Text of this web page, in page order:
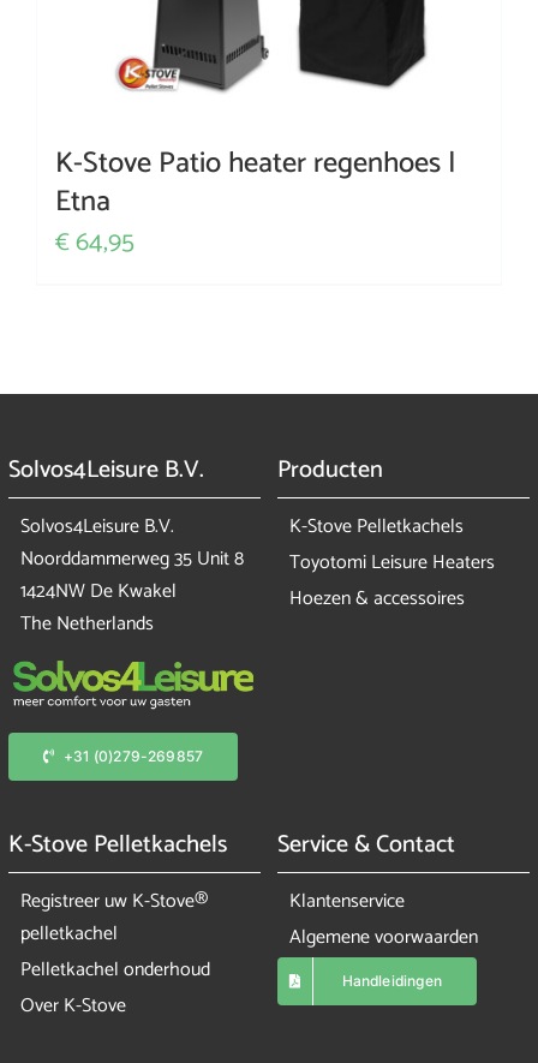
K-Stove Patio heater regenhoes |
Etna
€64,95
Solvos4Leisure B.V.
Solvos4Leisure B.V.
Noorddammerweg 35 Unit 8
1424NW De Kwakel
The Netherlands
+31 (0)279-269857
Producten
K-Stove Pelletkachels
Toyotomi Leisure Heaters
Hoezen & accessoires
K-Stove Pelletkachels
Registreer uw K-Stove®
pelletkachel
Pelletkachel onderhoud
Over K-Stove
Service & Contact
Klantenservice
Algemene voorwaarden
Handleidingen